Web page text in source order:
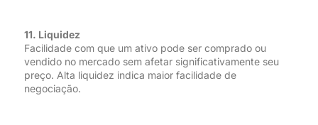
11. Liquidez
Facilidade com que um ativo pode ser comprado ou
vendido no mercado sem afetar significativamente seu
preço. Alta liquidez indica maior facilidade de
negociação.